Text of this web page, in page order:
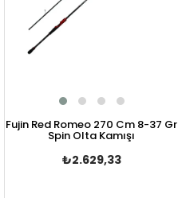
Fujin Red Romeo 270 Cm 8-37 Gr
Spin Olta Kamışı
₺2.629,33